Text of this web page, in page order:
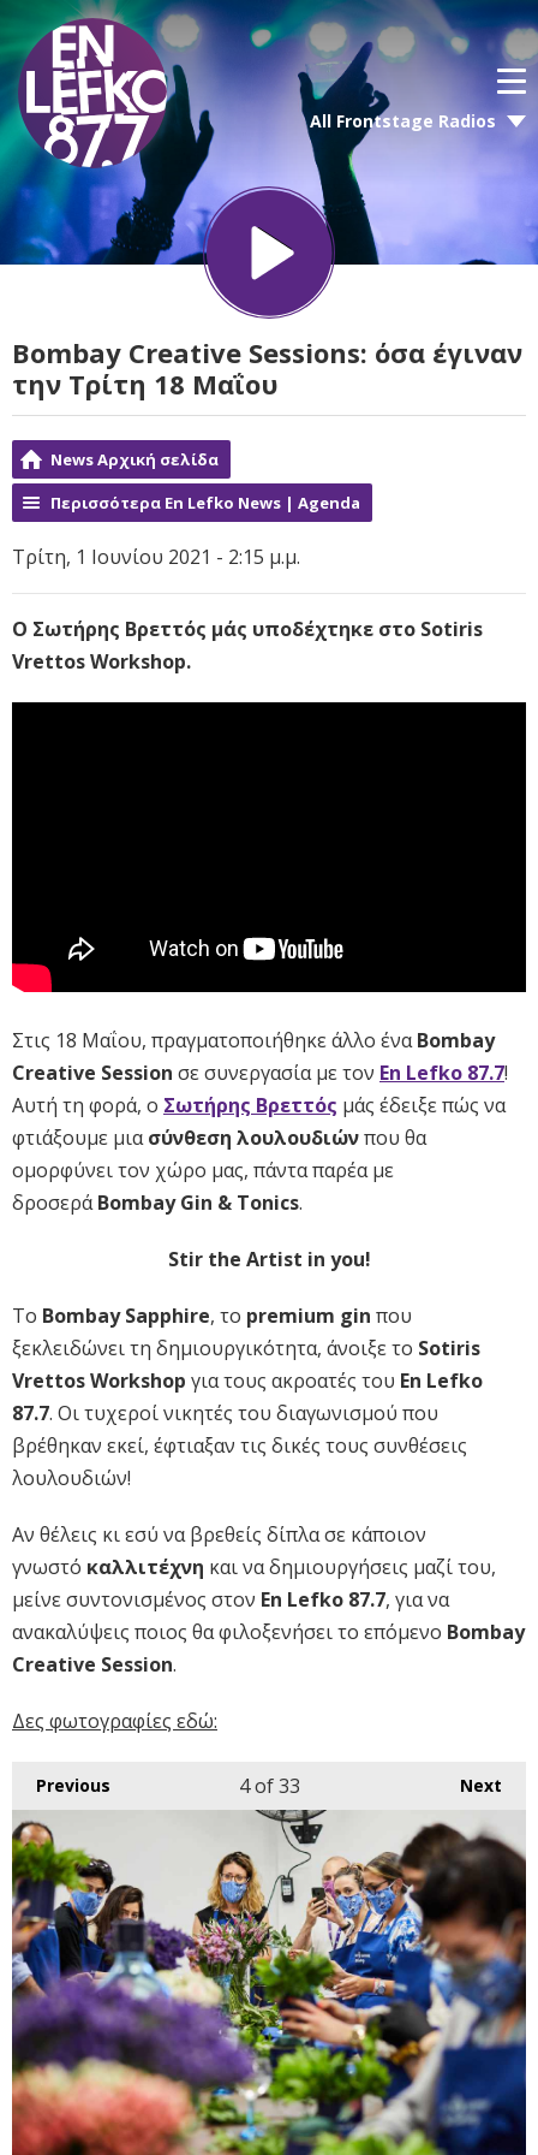
All Frontstage Radios
Bombay Creative Sessions: όσα έγιναν
την Τρίτη 18 Μαΐου
News Αρχική σελίδα
Περισσότερα En Lefko News | Agenda
Τρίτη, 1 Ιουνίου 2021 - 2:15 μ.μ.
Ο Σωτήρης Βρεττός μάς υποδέχτηκε στο Sotiris
Vrettos Workshop.
Στις 18 Μαΐου, πραγματοποιήθηκε άλλο έναBombay
Creative Session σε συνεργασία με τον Εn Lefko 87.7!
Αυτή τη φορά, ο Σωτήρης Βρεττός μάς έδειξε πώς να
φτιάξουμε μιασύνθεση λουλουδιώνπου θα
ομορφύνει τον χώρο μας, πάντα παρέα με
δροσεράBombay Gin & Tonics.
Stir the Artist in you!
Το Bombay Sapphire, το premium gin που
ξεκλειδώνει τη δημιουργικότητα, άνοιξε το Sotiris
Vrettos Workshop για τους ακροατές του En Lefko
87.7. Οι τυχεροί νικητές του διαγωνισμού που
βρέθηκαν εκεί, έφτιαξαν τις δικές τους συνθέσεις
λουλουδιών!
Αν θέλεις κι εσύ να βρεθείς δίπλα σε κάποιον
γνωστό καλλιτέχνη και να δημιουργήσεις μαζί του,
μείνε συντονισμένος στον En Lefko 87.7, για να
ανακαλύψεις ποιος θα φιλοξενήσει το επόμενο Bombay
Creative Session.
Δες φωτογραφίες εδώ:
Previous Next
4of 33